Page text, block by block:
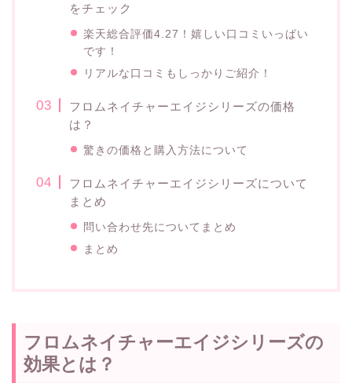
をチェック
楽天総合評価4.27！嬉しい口コミいっぱい
です！
リアルな口コミもしっかりご紹介！
フロムネイチャーエイジシリーズの価格
は？
驚きの価格と購入方法について
フロムネイチャーエイジシリーズについて
まとめ
問い合わせ先についてまとめ
まとめ
フロムネイチャーエイジシリーズの
効果とは？